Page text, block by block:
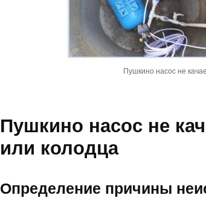
Пушкино насос не
Пушкино насос не
или колодца
Определение причины